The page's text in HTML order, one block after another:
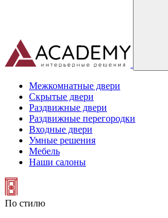
Межкомнатные двери
Скрытые двери
Раздвижные двери
Раздвижные перегородки
Входные двери
Умные решения
Мебель
Наши салоны
По стилю